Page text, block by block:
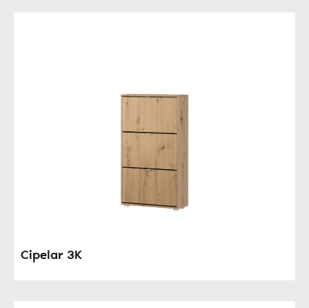
Cipelar 3K